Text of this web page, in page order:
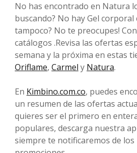
No has encontrado en Natura
buscando? No hay Gel
tampoco? No te preocupes!
catálogos .Revisa las ofertas
semana y la próxima en estas
Oriflame, Carmel y Natura.
En Kimbino.com.co, puedes
un resumen de las ofertas
quieres ser el primero en
populares, descarga nuestra
siempre te notificaremos de